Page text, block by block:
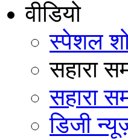
वीडियो
स्पेशल
सहारा
सहारा
डिजी